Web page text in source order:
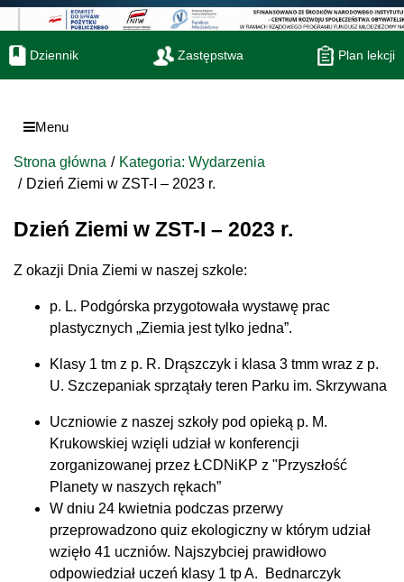
Dziennik Zastępstwa Plan lekcji
Menu
Strona główna
Kategoria: Wydarzenia
Dzień Ziemi w ZST-I – 2023 r.
Dzień Ziemi w ZST-I – 2023 r.
Z okazji Dnia Ziemi w naszej szkole:
p. L. Podgórska przygotowała wystawę prac
plastycznych „Ziemia jest tylko jedna”.
Klasy 1 tm z p. R. Drąszczyk i klasa 3 tmm wraz z p.
U. Szczepaniak sprzątały teren Parku im. Skrzywana
Uczniowie z naszej szkoły pod opieką p. M.
Krukowskiej wzięli udział w konferencji
zorganizowanej przez ŁCDNiKP z "Przyszłość
Planety w naszych rękach”
W dniu 24 kwietnia podczas przerwy
przeprowadzono quiz ekologiczny w którym udział
wzięło 41 uczniów. Najszybciej prawidłowo
odpowiedział uczeń klasy 1 tp A. Bednarczyk